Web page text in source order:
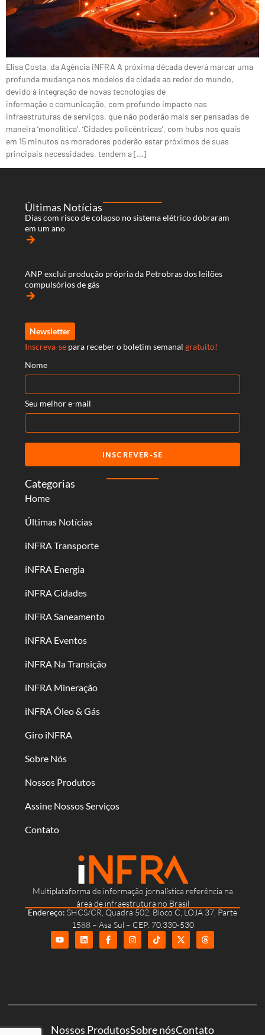
Elisa Costa, da Agência iNFRA A próxima década deverá marcar uma
profunda mudança nos modelos de cidade ao redor do mundo,
devido à integração de novas tecnologias de
informação e comunicação, com profundo impacto nas
infraestruturas de serviços, que não poderão mais ser pensadas de
maneira ‘monolítica’. ‘Cidades policêntricas’, com hubs nos quais
em 15 minutos os moradores poderão estar próximos de suas
principais necessidades, tendem a […]
Multiplataforma de informação jornalística referência na
área de infraestrutura no Brasil
Endereço: SHCS/CR, Quadra 502, Bloco C, LOJA 37, Parte
1588 – Asa Sul – CEP: 70.330-530
Categorias
Home
Últimas Notícias
iNFRA Transporte
iNFRA Energia
iNFRA Cidades
iNFRA Saneamento
iNFRA Eventos
iNFRA Na Transição
iNFRA Mineração
iNFRA Óleo & Gás
Giro iNFRA
Sobre Nós
Nossos Produtos
Assine Nossos Serviços
Contato
Últimas Notícias
Dias com risco de colapso no sistema elétrico dobraram
em um ano
arrow_forward
ANP exclui produção própria da Petrobras dos leilões
compulsórios de gás
arrow_forward
Newsletter
Inscreva-se para receber o boletim semanal gratuito!
Nome
Seu melhor e-mail
INSCREVER-SE
Nossos ProdutosSobre nósContato